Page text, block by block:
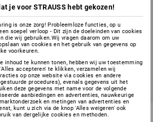
Span- en sluitapparaat
je voor STRAUSS hebt gekozen!
is onze zorg! Probleemloze functies, op u
soepel verloop - Dit zijn de doeleinden van cookies
die wij gebruiken.Wij vragen daarom om uw
van cookies en het gebruik van gegevens op
voorkeuren.
inhoud te kunnen tonen, hebben wij uw toestemming
accepteren' te klikken, verzamelen wij
op onze website via cookies en andere
procedures), evenals gegevens uit het
deze gegevens met name voor de volgende
aanbiedingen en advertenties, nauwkeurige
en metingen van advertenties en
kunt u zich via de knop 'Alles weigeren' ook
van dergelijke cookies en methoden.